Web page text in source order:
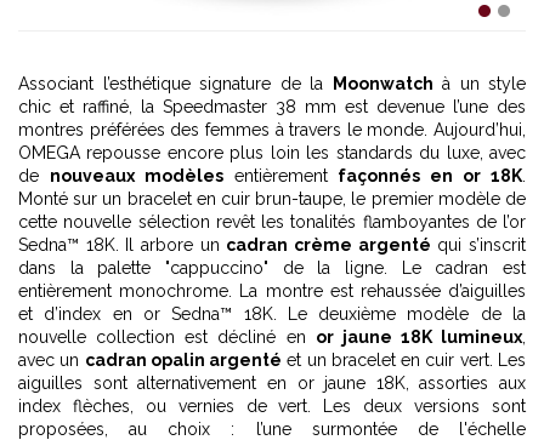
Associant l’esthétique signature de la Moonwatch à un style
chic et raffiné, la Speedmaster 38 mm est devenue l’une des
montres préférées des femmes à travers le monde. Aujourd’hui,
OMEGA repousse encore plus loin les standards du luxe, avec
de nouveaux modèlesentièrement façonnés en or 18K
Monté sur un bracelet en cuir brun-taupe, le premier modèle de
cette nouvelle sélection revêt les tonalités flamboyantes de l’or
Sedna™ 18K. Il arbore un cadran crème argenté qui s’inscrit
dans la palette "cappuccino" de la ligne. Le cadran est
entièrement monochrome. La montre est rehaussée d’aiguilles
et d’index en or Sedna™ 18K. Le deuxième modèle de la
nouvelle collection est décliné en or jaune 18K lumineux
avec un cadran opalin argenté et un bracelet en cuir vert. Les
aiguilles sont alternativement en or jaune 18K, assorties aux
index flèches, ou vernies de vert. Les deux versions sont
proposées, au choix : l’une surmontée de l'échelle